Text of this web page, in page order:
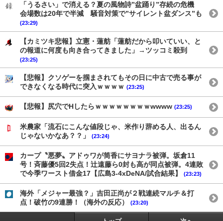
「うるさい」で消える？夏の風物詩”盆踊り”存続の危機
会場数は20年で半減 騒音対策で”サイレント盆ダンス”も
(23:29)
【カミツキ悲報】立憲・蓮舫「蓮舫だから叩いていい、と
の報道に何度も向き合ってきました」→ツッコミ殺到
(23:25)
【悲報】クソゲーを掴まされてもその日に中古で売る事が
できなくなる時代に突入ｗｗｗｗ (23:25)
【悲報】尻穴でHしたらｗｗｗｗｗｗｗｗwwww (23:25)
米農家「流石にこんな値段じゃ、米作り辞める人、出るん
じゃないかなあ？？」
(23:24)
カープ〝悪夢〟アドゥワが筒香にサヨナラ被弾。坂倉11
号！斉藤優5回2失点！辻遠藤ら0封も高が同点被弾。4連敗
で今季ワースト借金17【広島3-4xDeNA/試合結果】
(23:23)
海外「メジャー最強？」吉田正尚が２戦連続マルチ＆打
点！破竹の9連勝！（海外の反応）
(23:20)